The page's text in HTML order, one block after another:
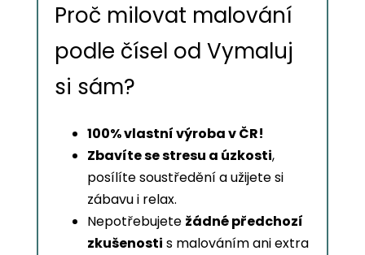
Proč milovat malování
podle čísel od Vymaluj
si sám?
100% vlastní výroba v ČR!
Zbavíte se stresu a úzkosti,
posílíte soustředění a užijete si
zábavu i relax.
Nepotřebujete žádné předchozí
zkušenosti s malováním ani extra